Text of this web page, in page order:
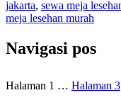
jakarta, sewa meja
meja lesehan murah
Navigasi pos
Halaman 1 … Halaman 3